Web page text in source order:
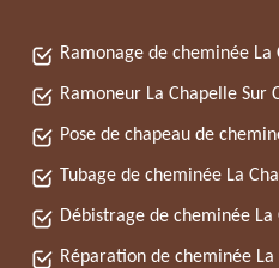
Ramonage de cheminée La
Ramoneur La Chapelle Sur
Pose de chapeau de
Tubage de cheminée La
Débistrage de cheminée La
Réparation de cheminée